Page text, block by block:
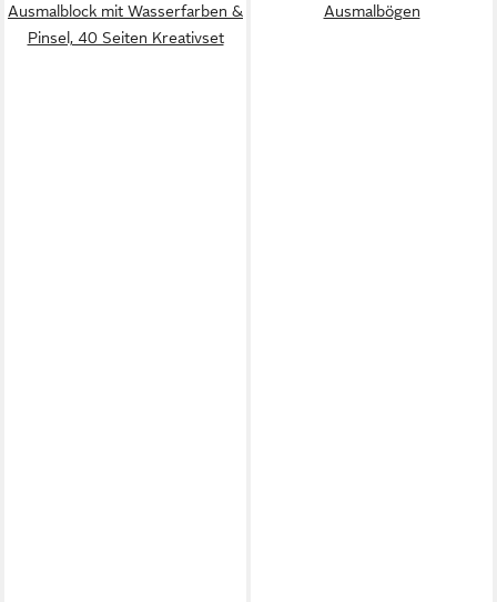
Ausmalblock mit Wasserfarben &
Pinsel, 40 Seiten Kreativset
Ausmalbögen